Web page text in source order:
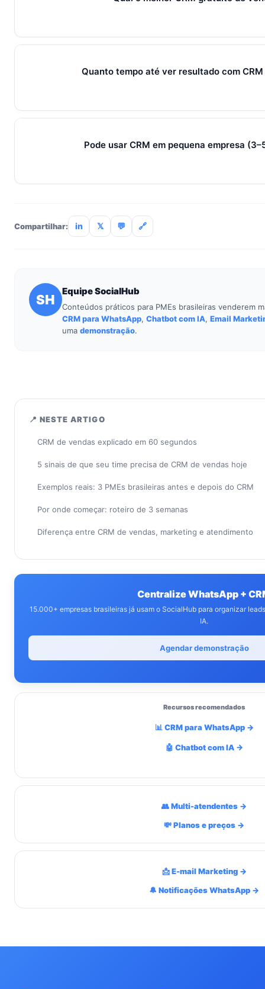
HubSpot Free e Bitrix24 Free funcionam até 200–500
Quanto tempo até ver resultado com
Métricas de processo (tempo de resposta, follow-up)
Pode usar CRM em pequena empresa
Compartilhar: in 𝕏 💬 🔗
SH
Equipe SocialHub
Conteúdos práticos para PMEs brasileiras venderem
CRM para WhatsApp, Chatbot com IA, Email
uma demonstração.
📍 NESTE ARTIGO
CRM de vendas explicado em 60 segundos
5 sinais de que seu time precisa de CRM de vendas hoje
Exemplos reais: 3 PMEs brasileiras antes e depois do CRM
Por onde começar: roteiro de 3 semanas
Diferença entre CRM de vendas, marketing e atendimento
Centralize WhatsApp +
15.000+ empresas brasileiras já usam o SocialHub para organizar
IA.
Agendar demonstração
Recursos recomendados
📊 CRM para WhatsApp →
🤖 Chatbot com IA →
👥 Multi-atendentes →
💸 Planos e preços →
📩 E-mail Marketing →
🔔 Notificações WhatsApp →